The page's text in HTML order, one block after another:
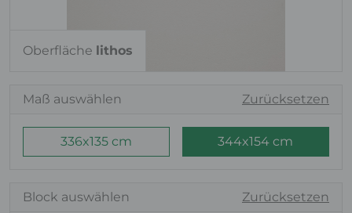
Oberfläche lithos
Maß auswählen Zurücksetzen
336x135 cm 344x154 cm
Block auswählen Zurücksetzen